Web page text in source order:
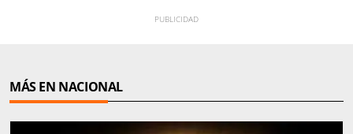
MÁS EN NACIONAL